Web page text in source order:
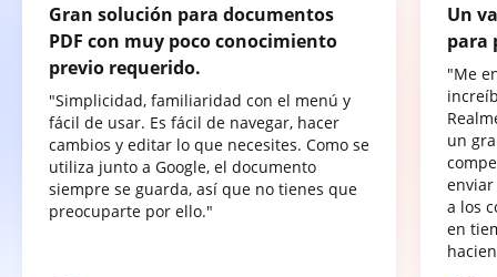
Gran solución para documentos
PDF con muy poco conocimiento
previo requerido.
"Simplicidad, familiaridad con el menú y
fácil de usar. Es fácil de navegar, hacer
cambios y editar lo que necesites. Como se
utiliza junto a Google, el documento
siempre se guarda, así que no tienes que
preocuparte por ello."
Un
para
"Me
un
a los
en